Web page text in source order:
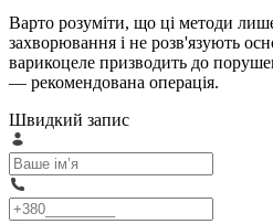
Варто розуміти, що ці методи
захворювання і не розв'язують
варикоцеле призводить до
— рекомендована операція.
Швидкий запис